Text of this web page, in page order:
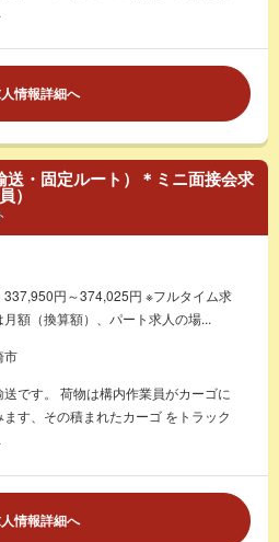
情報詳細へ
・固定ルート）＊ミニ面接会求
）
337,950円～374,025円 ※フルタイム求
月額（換算額）、パート求人の場...
市
です。 荷物は構内作業員がカーゴに
す、その積まれたカーゴ をトラック
情報詳細へ